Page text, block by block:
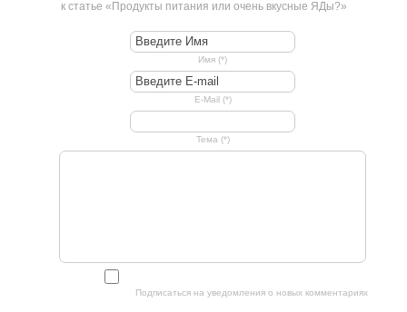
к статье «Продукты питания или очень вкусные ЯДы?»
Имя (*)
E-Mail (*)
Тема (*)
Подписаться на уведомления о новых комментариях